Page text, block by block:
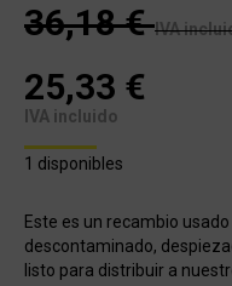
36,18€ IVA
25,33 €
IVA incluido
1 disponibles
Este es un recambio
descontaminado,
listo para distribuir a